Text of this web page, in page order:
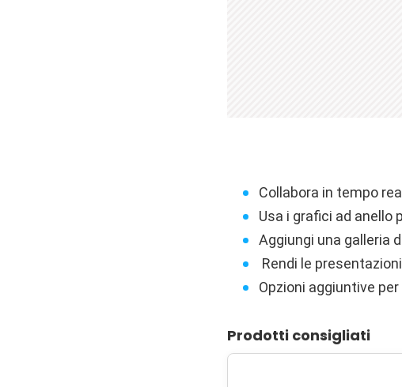
Collabora in tempo
Usa i grafici ad anello
Aggiungi una galleria
Rendi le
Opzioni aggiuntive
Prodotti consigliati